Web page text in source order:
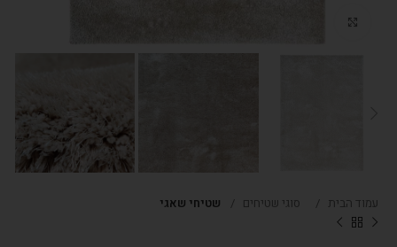
עמוד הבית סוגי שטיחים שטיחי שאגי